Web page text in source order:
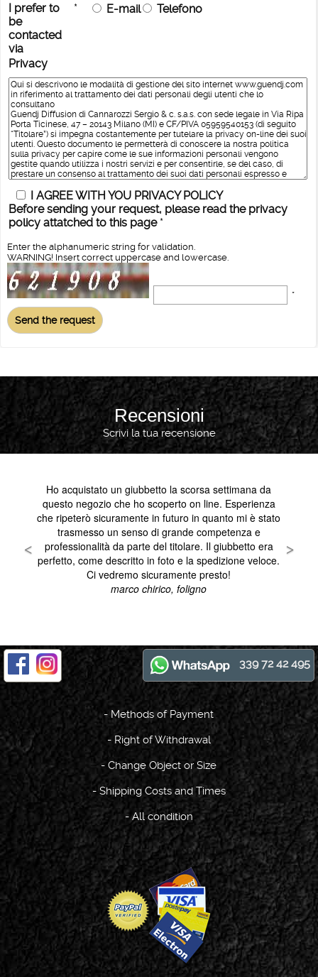
I prefer to
be
contacted
via
* E-mail Telefono
Privacy
I AGREE WITH YOU PRIVACY POLICY
Before sending your request, please read the privacy
policy attatched to this page *
Enter the alphanumeric string for validation.
WARNING! Insert correct uppercase and lowercase.
*
Recensioni
Scrivi la tua recensione
339 72 42 495
- Methods of Payment
- Right of Withdrawal
-Change Object or Size
- Shipping Costs and Times
-All condition